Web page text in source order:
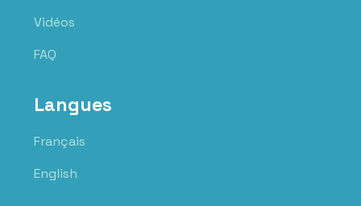
Vidéos
FAQ
Langues
Français
English